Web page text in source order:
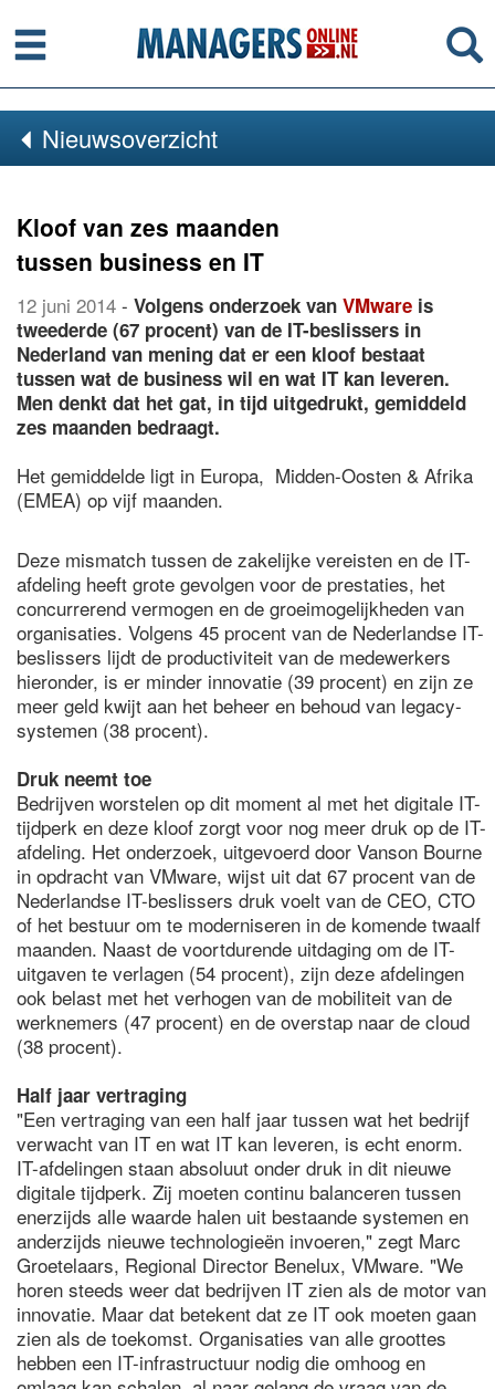
Menu
Nieuwsoverzicht
Kloof van zes maanden
tussen business en IT
12 juni 2014 - Volgens onderzoek van VMware is
tweederde (67 procent) van de IT-beslissers in
Nederland van mening dat er een kloof bestaat
tussen wat de business wil en wat IT kan leveren.
Men denkt dat het gat, in tijd uitgedrukt, gemiddeld
zes maanden bedraagt.
Het gemiddelde ligt in Europa, Midden-Oosten & Afrika
(EMEA) op vijf maanden.
Deze mismatch tussen de zakelijke vereisten en de IT-
afdeling heeft grote gevolgen voor de prestaties, het
concurrerend vermogen en de groeimogelijkheden van
organisaties. Volgens 45 procent van de Nederlandse IT-
beslissers lijdt de productiviteit van de medewerkers
hieronder, is er minder innovatie (39 procent) en zijn ze
meer geld kwijt aan het beheer en behoud van legacy-
systemen (38 procent).
Druk neemt toe
Bedrijven worstelen op dit moment al met het digitale IT-
tijdperk en deze kloof zorgt voor nog meer druk op de IT-
afdeling. Het onderzoek, uitgevoerd door Vanson Bourne
in opdracht van VMware, wijst uit dat 67 procent van de
Nederlandse IT-beslissers druk voelt van de CEO, CTO
of het bestuur om te moderniseren in de komende twaalf
maanden. Naast de voortdurende uitdaging om de IT-
uitgaven te verlagen (54 procent), zijn deze afdelingen
ook belast met het verhogen van de mobiliteit van de
werknemers (47 procent) en de overstap naar de cloud
(38 procent).
Half jaar vertraging
"Een vertraging van een half jaar tussen wat het bedrijf
verwacht van IT en wat IT kan leveren, is echt enorm.
IT-afdelingen staan absoluut onder druk in dit nieuwe
digitale tijdperk. Zij moeten continu balanceren tussen
enerzijds alle waarde halen uit bestaande systemen en
anderzijds nieuwe technologieën invoeren," zegt Marc
Groetelaars, Regional Director Benelux, VMware. "We
horen steeds weer dat bedrijven IT zien als de motor van
innovatie. Maar dat betekent dat ze IT ook moeten gaan
zien als de toekomst. Organisaties van alle groottes
hebben een IT-infrastructuur nodig die omhoog en